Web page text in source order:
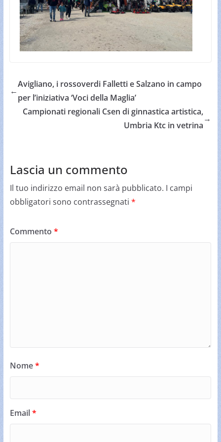
←
Avigliano, i rossoverdi Falletti e Salzano in campo
per l’iniziativa ‘Voci della Maglia’
Campionati regionali Csen di ginnastica artistica,
Umbria Ktc in vetrina
→
Lascia un commento
Il tuo indirizzo email non sarà pubblicato. I campi
obbligatori sono contrassegnati *
Commento *
Nome*
Email*